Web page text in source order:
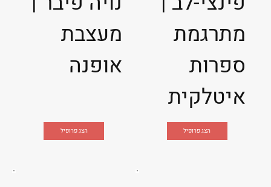
מעצבת
אופנה
הצג פרופיל
מתרגמת
ספרות
איטלקית
הצג פרופיל